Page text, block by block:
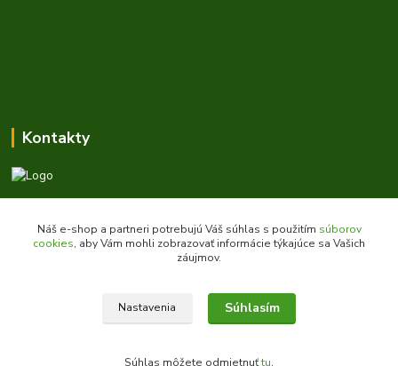
Kontakty
+421 903 707 668
(Po-Pia, 8-16 hod.)
Náš e-shop a partneri potrebujú Váš súhlas s použitím súborov
cookies, aby Vám mohli zobrazovať informácie týkajúce sa Vašich
záujmov.
Nastavenia Súhlasím
Súhlas môžete odmietnuťtu.